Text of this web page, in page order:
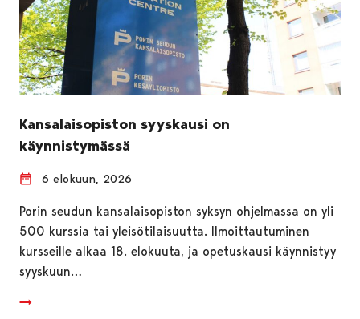
Kansalaisopiston syyskausi on
käynnistymässä
6 elokuun, 2026
Porin seudun kansalaisopiston syksyn ohjelmassa on yli
500 kurssia tai yleisötilaisuutta. Ilmoittautuminen
kursseille alkaa 18. elokuuta, ja opetuskausi käynnistyy
syyskuun…